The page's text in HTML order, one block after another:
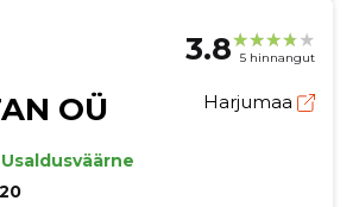
3.8 5 hinnangut
OÜ Harjumaa
Usaldusväärne